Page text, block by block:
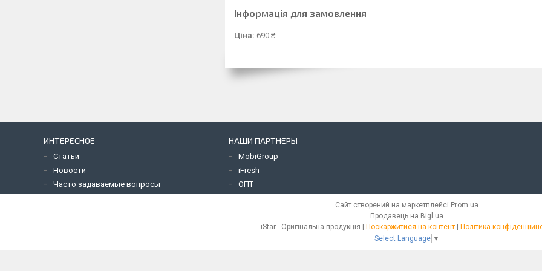
Інформація для замовлення
Ціна: 690 ₴
ИНТЕРЕСНОЕ
Статьи
Новости
Часто задаваемые вопросы
НАШИ ПАРТНЕРЫ
MobiGroup
iFresh
ОПТ
Сайт створений на маркетплейсі Prom.ua
Продавець на Bigl.ua
Поскаржитися на контент
Політика
Select Language ▼